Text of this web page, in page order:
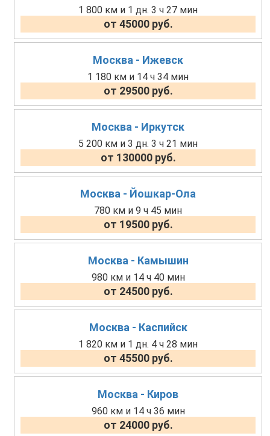
1 800 км и 1 дн. 3 ч 27 мин
от 45000 руб.
Москва - Ижевск
1 180 км и 14 ч 34 мин
от 29500 руб.
Москва - Иркутск
5 200 км и 3 дн. 3 ч 21 мин
от 130000 руб.
Москва - Йошкар-Ола
780 км и 9 ч 45 мин
от 19500 руб.
Москва - Камышин
980 км и 14 ч 40 мин
от 24500 руб.
Москва - Каспийск
1 820 км и 1 дн. 4 ч 28 мин
от 45500 руб.
Москва - Киров
960 км и 14 ч 36 мин
от 24000 руб.